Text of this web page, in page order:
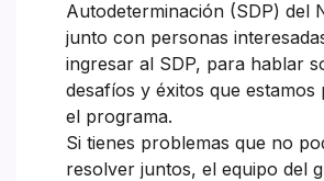
Autodeterminación (SDP) del
junto con personas
ingresar al SDP, para hablar
desafíos y éxitos que estamos
el programa.
Si tienes problemas que no
resolver juntos, el equipo del